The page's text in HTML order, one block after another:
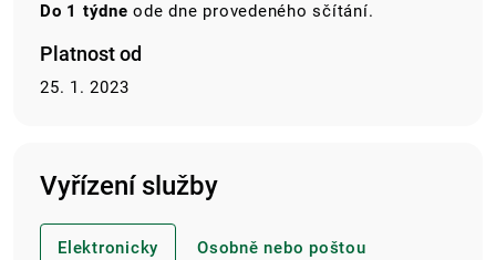
Do 1 týdne ode dne provedeného sčítání.
Platnost od
25. 1. 2023
Vyřízení služby
Elektronicky Osobně nebo poštou